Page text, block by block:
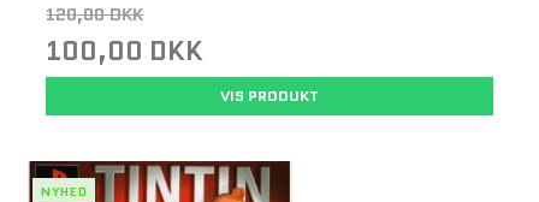
120,00 DKK
100,00 DKK
VIS PRODUKT
NYHED